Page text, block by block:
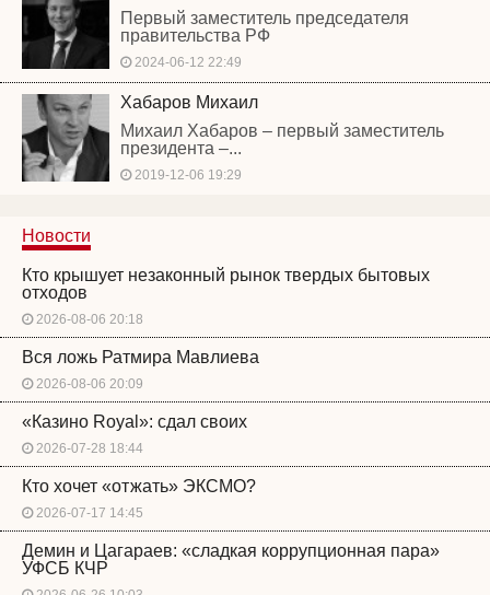
Первый заместитель председателя
правительства РФ
2024-06-12 22:49
Хабаров Михаил
Михаил Хабаров – первый заместитель
президента –...
2019-12-06 19:29
Новости
Кто крышует незаконный рынок твердых бытовых
отходов
2026-08-06 20:18
Вся ложь Ратмира Мавлиева
2026-08-06 20:09
«Казино Royal»: сдал своих
2026-07-28 18:44
Кто хочет «отжать» ЭКСМО?
2026-07-17 14:45
Демин и Цагараев: «сладкая коррупционная пара»
УФСБ КЧР